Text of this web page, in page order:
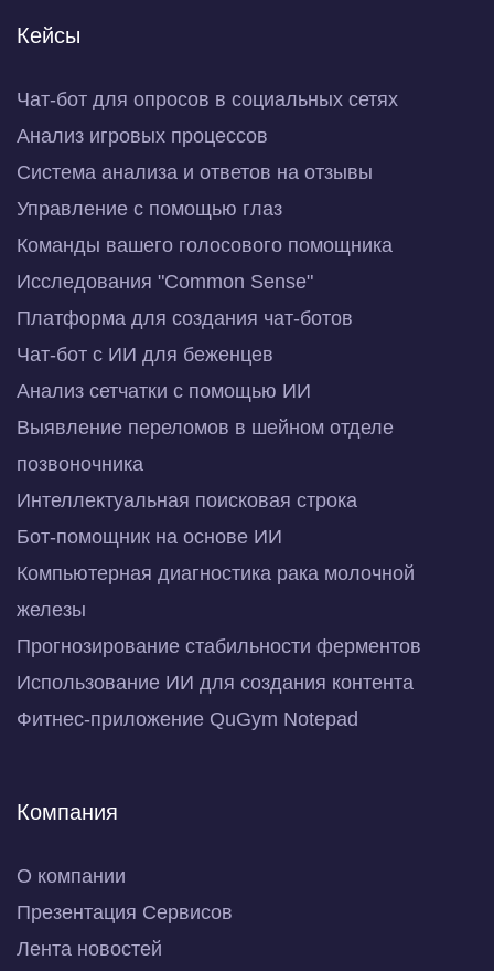
Кейсы
Чат-бот для опросов в социальных сетях
Анализ игровых процессов
Система анализа и ответов на отзывы
Управление с помощью глаз
Команды вашего голосового помощника
Исследования "Common Sense"
Платформа для создания чат-ботов
Чат-бот с ИИ для беженцев
Анализ сетчатки с помощью ИИ
Выявление переломов в шейном отделе
позвоночника
Интеллектуальная поисковая строка
Бот-помощник на основе ИИ
Компьютерная диагностика рака молочной
железы
Прогнозирование стабильности ферментов
Использование ИИ для создания контента
Фитнес-приложение QuGym Notepad
Компания
О компании
Презентация Сервисов
Лента новостей